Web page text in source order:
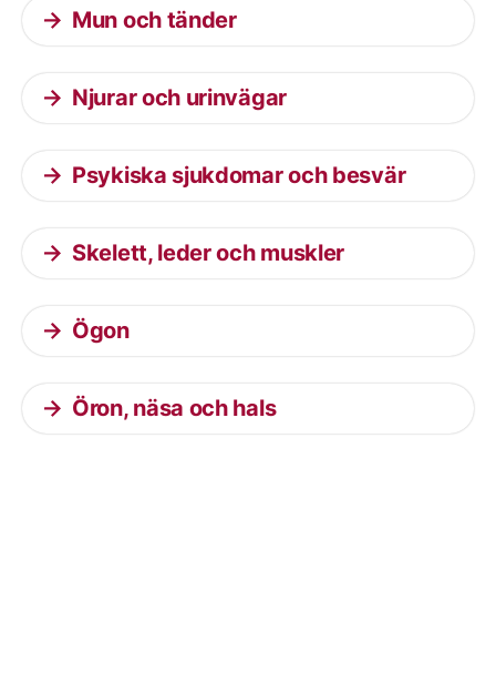
Mun och tänder
Njurar och urinvägar
Psykiska sjukdomar och besvär
Skelett, leder och muskler
Ögon
Öron, näsa och hals